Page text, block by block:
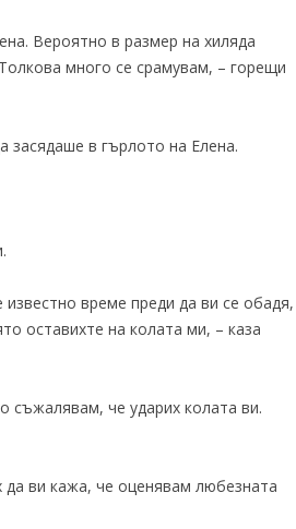
Вероятно в размер на хиляда
много се срамувам, – горещи
засядаше в гърлото на Елена.
време преди да ви се обадя,
оставихте на колата ми, – каза
че ударих колата ви.
ви кажа, че оценявам любезната